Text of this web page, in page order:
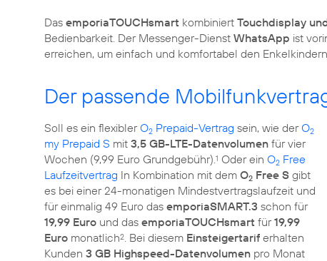
Das emporiaTOUCHsmart kombiniert Touchdisplay
Bedienbarkeit. Der Messenger-Dienst WhatsApp ist
erreichen, um einfach und komfortabel den
Der passende
Soll es ein flexiblerO2 Prepaid-Vertrag sein, wie derO2
my Prepaid S mit 3,5 GB-LTE-Datenvolumen für vier
Wochen (9,99 Euro Grundgebühr).1 Oder ein O2 Free
Laufzeitvertrag In Kombination mit dem O2 Free S gibt
es bei einer 24-monatigen Mindestvertragslaufzeit und
für einmalig 49 Euro das emporiaSMART.3 schon für
19,99 Euro und das emporiaTOUCHsmart für19,99
Euro monatlich2. Bei diesem Einsteigertarif erhalten
Kunden 3 GB Highspeed-Datenvolumen pro Monat